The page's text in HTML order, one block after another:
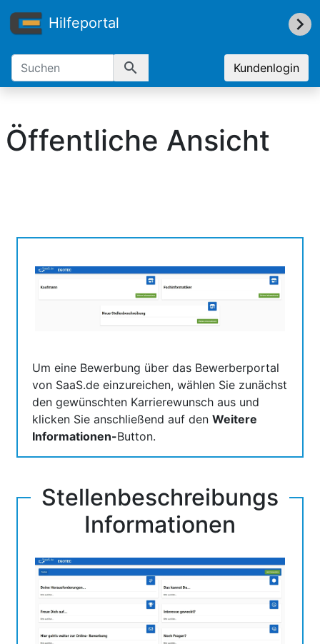
Hilfeportal
search Kundenlogin
Öffentliche Ansicht
Um eine Bewerbung über das Bewerberportal
von SaaS.de einzureichen, wählen Sie zunächst
den gewünschten Karrierewunsch aus und
klicken Sie anschließend auf den Weitere
Informationen-Button.
Stellenbeschreibungs
Informationen